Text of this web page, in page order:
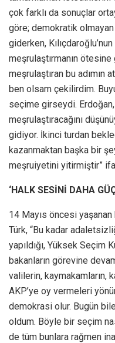
çok farklı da sonuçlar
göre; demokratik
giderken,
meşrulaştırmanın ötesine
meşrulaştıran bu adımın
ben olsam çekilirdim.
seçime girseydi.
meşrulaştıracağını
gidiyor. İkinci turdan
kazanmaktan başka bir
meşruiyetini yitirmiştir”
‘HALK SESİNİ DAHA
14 Mayıs öncesi
Türk, “Bu kadar
yapıldığı, Yüksek Seçim
bakanların görevine
valilerin, kaymakamların,
AKP’ye oy vermeleri
demokrasi olur. Bugün
oldum. Böyle bir seçim
de tüm bunlara rağmen